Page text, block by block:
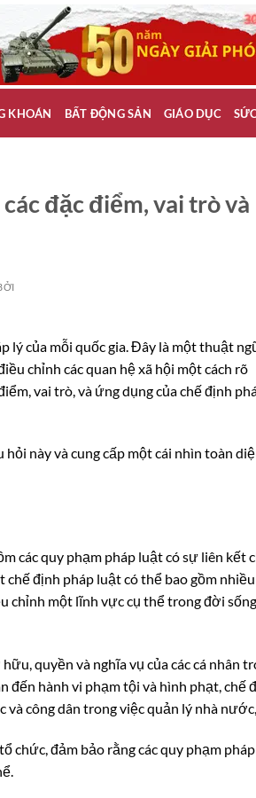
KHOÁN BẤT ĐỘNG SẢN GIÁO DỤC
đặc điểm, vai trò và
lý của mỗi quốc gia. Đây là một thuật
chỉnh các quan hệ xã hội một cách rõ
vai trò, và ứng dụng của chế định
hỏi này và cung cấp một cái nhìn toàn
các quy phạm pháp luật có sự liên kết
định pháp luật có thể bao gồm nhiều
chỉnh một lĩnh vực cụ thể trong đời
quyền và nghĩa vụ của các cá nhân
đến hành vi phạm tội và hình phạt, chế
công dân trong việc quản lý nhà nước,
chức, đảm bảo rằng các quy phạm pháp